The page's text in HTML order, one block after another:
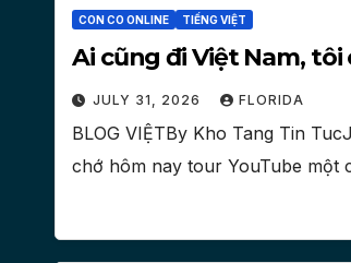
CON CO ONLINE TIẾNG VIỆT
Ai cũng đi Việt Nam,
JULY 31, 2026 FLORIDA
BLOG VIỆTBy Kho Tang Tin
chớ hôm nay tour YouTube một